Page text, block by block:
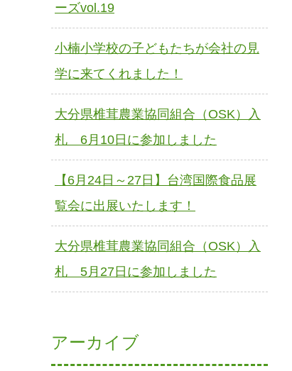
ーズvol.19
小楠小学校の子どもたちが会社の見
学に来てくれました！
大分県椎茸農業協同組合（OSK）入
札 6月10日に参加しました
【6月24日～27日】台湾国際食品展
覧会に出展いたします！
大分県椎茸農業協同組合（OSK）入
札 5月27日に参加しました
アーカイブ